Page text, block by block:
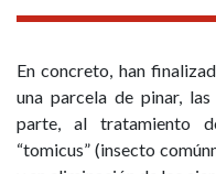
En concreto, han
una parcela de pinar,
parte, al tratamiento
“tomicus” (insecto